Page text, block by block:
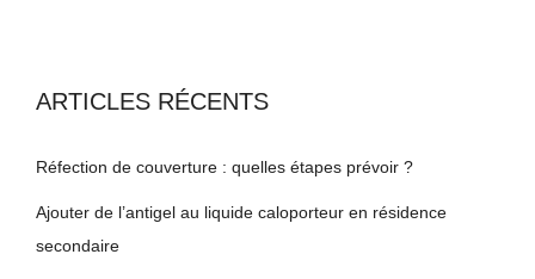
ARTICLES RÉCENTS
Réfection de couverture : quelles étapes prévoir ?
Ajouter de l’antigel au liquide caloporteur en résidence
secondaire